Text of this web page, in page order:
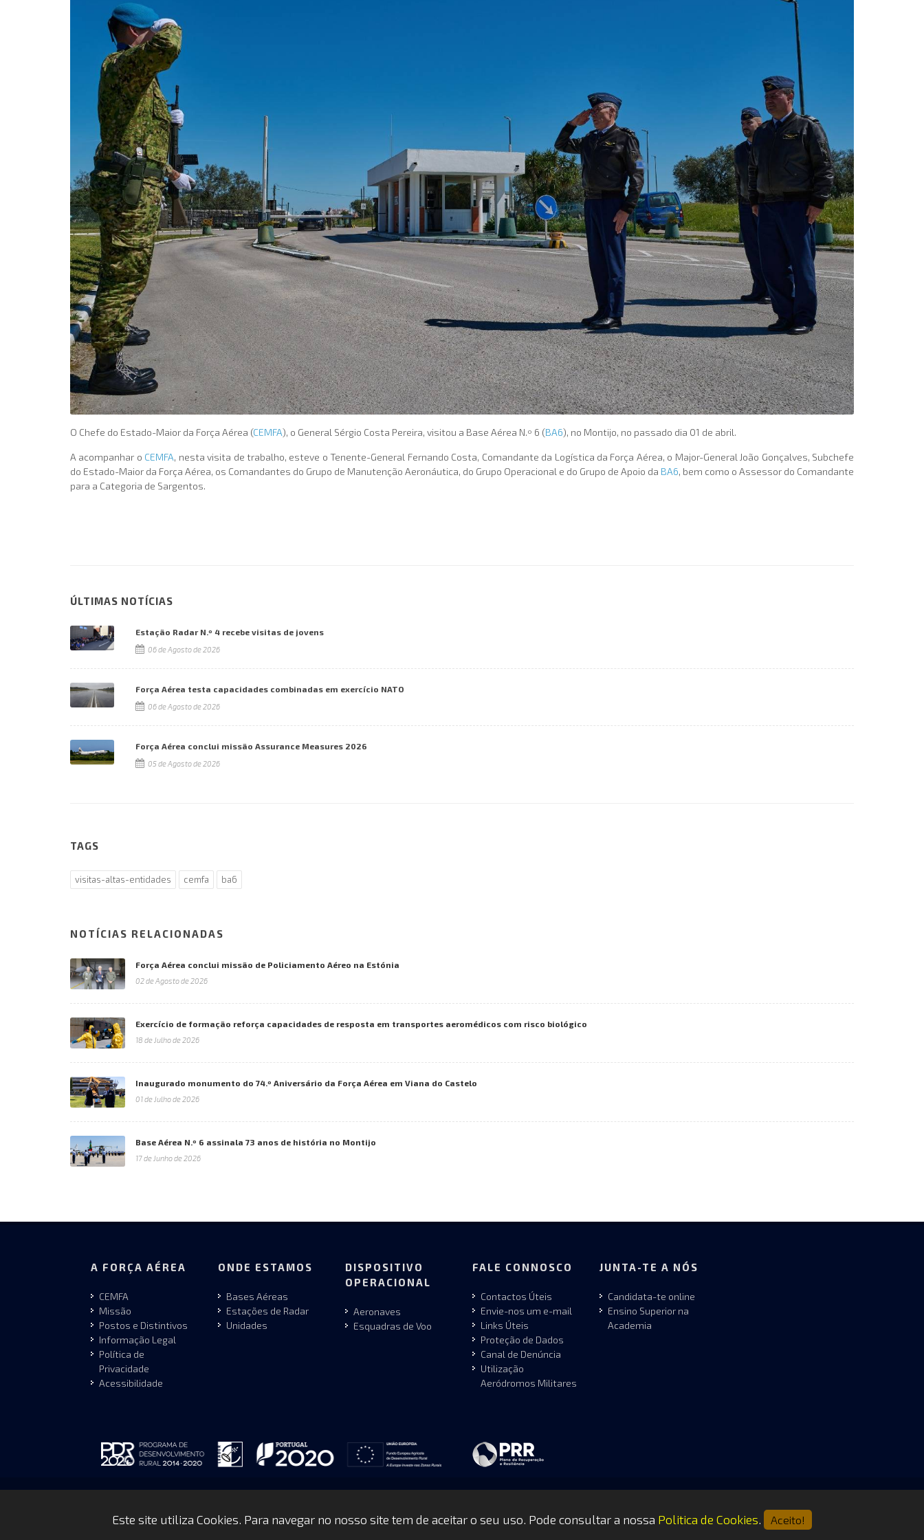
O Chefe do Estado-Maior da Força Aérea (CEMFA), o General Sérgio Costa Pereira, visitou a Base Aérea N.º 6 (BA6), no Montijo, no passado dia 01 de abril.
A acompanhar o CEMFA, nesta visita de trabalho, esteve o Tenente-General Fernando Costa, Comandante da Logística da Força Aérea, o Major-General João Gonçalves, Subchefe
do Estado-Maior da Força Aérea, os Comandantes do Grupo de Manutenção Aeronáutica, do Grupo Operacional e do Grupo de Apoio da BA6, bem como o Assessor do Comandante
para a Categoria de Sargentos.
ÚLTIMAS NOTÍCIAS
Estação Radar N.º 4 recebe visitas de jovens
06 de Agosto de 2026
Força Aérea testa capacidades combinadas em exercício NATO
06 de Agosto de 2026
Força Aérea conclui missão Assurance Measures 2026
05 de Agosto de 2026
TAGS
visitas-altas-entidades cemfa ba6
NOTÍCIAS RELACIONADAS
Força Aérea conclui missão de Policiamento Aéreo na Estónia
02 de Agosto de 2026
Exercício de formação reforça capacidades de resposta em transportes aeromédicos com risco biológico
18 de Julho de 2026
Inaugurado monumento do 74.º Aniversário da Força Aérea em Viana do Castelo
01 de Julho de 2026
Base Aérea N.º 6 assinala 73 anos de história no Montijo
17 de Junho de 2026
A FORÇA AÉREA
CEMFA
Missão
Postos e Distintivos
Informação Legal
Política de
Privacidade
Acessibilidade
ONDE ESTAMOS
Bases Aéreas
Estações de Radar
Unidades
DISPOSITIVO
OPERACIONAL
Aeronaves
Esquadras de Voo
FALE CONNOSCO
Contactos Úteis
Envie-nos um e-mail
Links Úteis
Proteção de Dados
Canal de Denúncia
Utilização
Aeródromos Militares
JUNTA-TE A NÓS
Candidata-te online
Ensino Superior na
Academia
Copyrights © 2026 by FAP - DCSI - WEBTEAM
Este site utiliza Cookies. Para navegar no nosso site tem de aceitar o seu uso. Pode consultar a nossa Politica de Cookies. Aceito!